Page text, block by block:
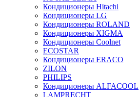
Кондиционеры Hitachi
Кондиционеры LG
Кондиционеры ROLAND
Кондиционеры XIGMA
Кондиционеры Coolnet
ECOSTAR
Кондиционеры ERACO
ZILON
PHILIPS
Кондиционеры ALFACOOL
LAMPRECHT